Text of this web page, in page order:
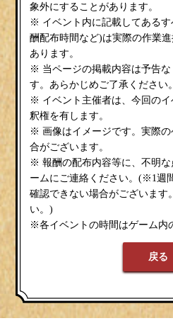
象外にすることがあります。
※ イベント内に記載してある
酬配布時間など)は実際の作業
あります。
※ 当ページの掲載内容は予告な
す。あらかじめご了承ください。
※ イベント主催者は、今回の
釈権を有します。
※ 画像はイメージです。実際
合がございます。
※ 報酬の配布内容等に、不明
ームにご連絡ください。(※1週
確認できない場合がございます
い。)
※各イベントの時間はゲーム内
戻る